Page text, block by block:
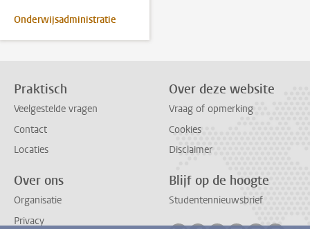
Onderwijsadministratie
Praktisch
Veelgestelde vragen
Contact
Locaties
Over deze website
Vraag of opmerking
Cookies
Disclaimer
Over ons
Organisatie
Privacy
Blijf op de hoogte
Studentennieuwsbrief